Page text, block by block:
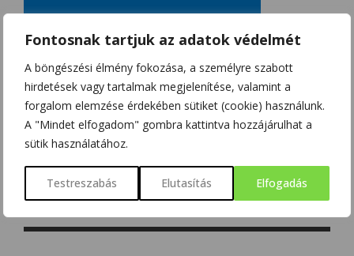
Fontosnak tartjuk az adatok védelmét
A böngészési élmény fokozása, a személyre szabott
hirdetések vagy tartalmak megjelenítése, valamint a
forgalom elemzése érdekében sütiket (cookie) használunk.
A "Mindet elfogadom" gombra kattintva hozzájárulhat a
sütik használatához.
Testreszabás Elutasítás Elfogadás